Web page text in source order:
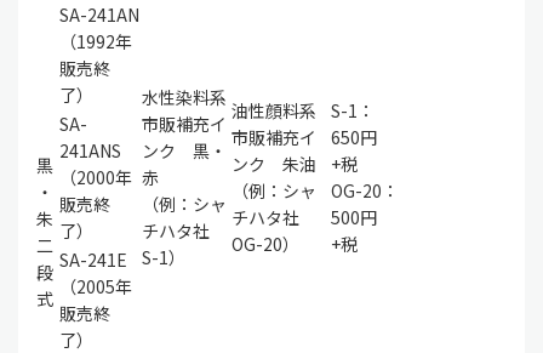
黒
・
朱
二
段
式
SA-241AN
（1992年
販売終
了）
水性染料系
市販補充イ
ンク 黒・
赤
（例：シャ
チハタ社
S-1）
油性顔料系
市販補充イ
ンク 朱油
（例：シャ
チハタ社
OG-20）
S-1：
650円
+税
OG-20：
500円
+税
SA-
241ANS
（2000年
販売終
了）
SA-241E
（2005年
販売終
了）